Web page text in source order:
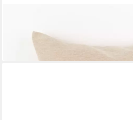
Mehrere Größen
ab 29,00 €
in 6-7 Werktagen bei dir